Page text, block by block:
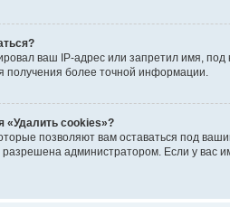
ваш IP-адрес или запретил имя,
получения более точной информации.
«Удалить cookies»?
позволяют вам оставаться под
администратором. Если у